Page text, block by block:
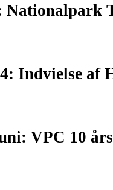
Nationalpark
Indvielse
VPC 10